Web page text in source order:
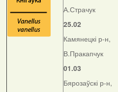
А.Страчук
25.02
Камянецкі р-н,
В.Пракапчук
01.03
Бярозаўскі р-н,